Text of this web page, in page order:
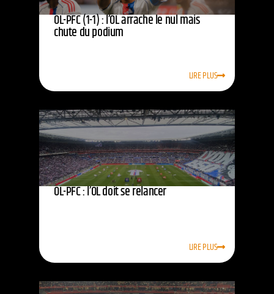
OL-PFC (1-1) : l’OL arrache le nul mais
chute du podium
LIRE PLUS
OL-PFC : l’OL doit se relancer
LIRE PLUS